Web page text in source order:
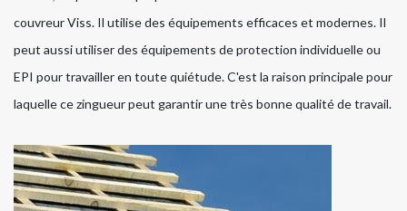
couvreur Viss. Il utilise des équipements efficaces et modernes. Il
peut aussi utiliser des équipements de protection individuelle ou
EPI pour travailler en toute quiétude. C'est la raison principale pour
laquelle ce zingueur peut garantir une très bonne qualité de travail.